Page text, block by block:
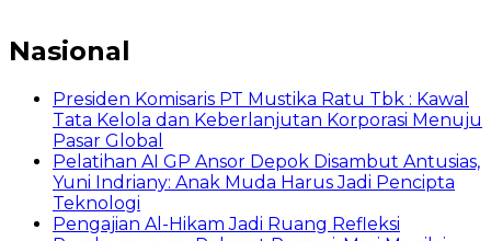
Nasional
Presiden Komisaris PT Mustika Ratu Tbk : Kawal
Tata Kelola dan Keberlanjutan Korporasi Menuju
Pasar Global
Pelatihan AI GP Ansor Depok Disambut Antusias,
Yuni Indriany: Anak Muda Harus Jadi Pencipta
Teknologi
Pengajian Al-Hikam Jadi Ruang Refleksi